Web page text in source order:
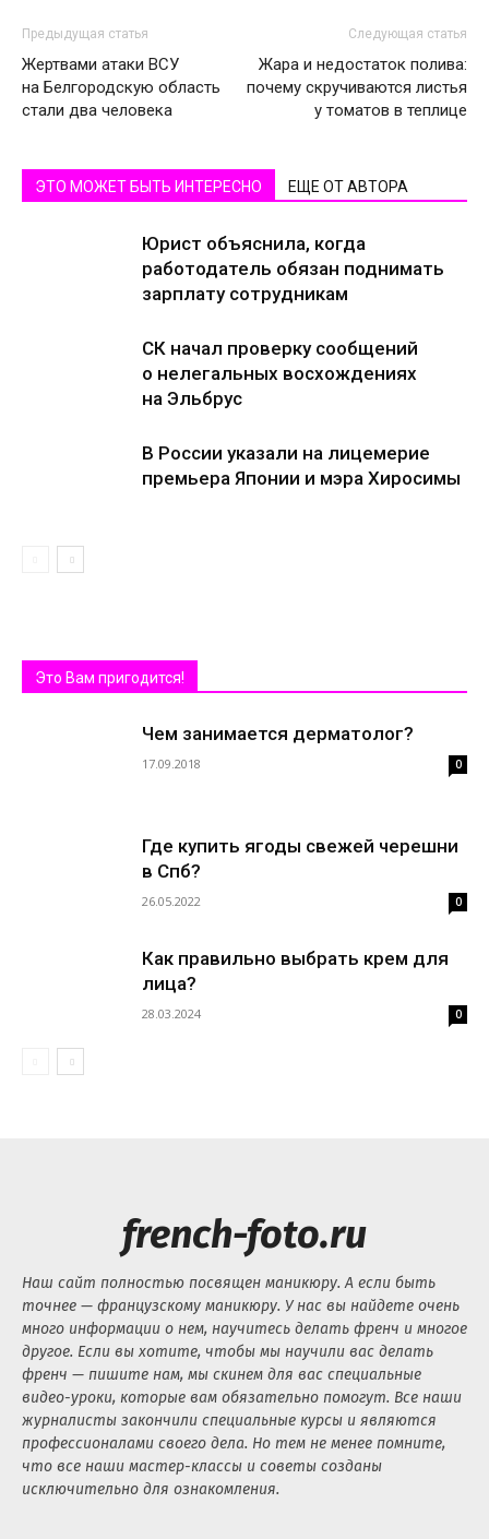
Предыдущая статья
Жертвами атаки ВСУ
на Белгородскую область
стали два человека
Следующая статья
Жара и недостаток полива:
почему скручиваются листья
у томатов в теплице
ЭТО МОЖЕТ БЫТЬ ИНТЕРЕСНО ЕЩЕ ОТ АВТОРА
Юрист объяснила, когда
работодатель обязан поднимать
зарплату сотрудникам
СК начал проверку сообщений
о нелегальных восхождениях
на Эльбрус
В России указали на лицемерие
премьера Японии и мэра Хиросимы
Это Вам пригодится!
Чем занимается дерматолог?
17.09.2018 0
Где купить ягоды свежей черешни
в Спб?
26.05.2022 0
Как правильно выбрать крем для
лица?
28.03.2024 0
french-foto.ru
Наш сайт полностью посвящен маникюру. А если быть
точнее — французскому маникюру. У нас вы найдете очень
много информации о нем, научитесь делать френч и многое
другое. Если вы хотите, чтобы мы научили вас делать
френч — пишите нам, мы скинем для вас специальные
видео-уроки, которые вам обязательно помогут. Все наши
журналисты закончили специальные курсы и являются
профессионалами своего дела. Но тем не менее помните,
что все наши мастер-классы и советы созданы
исключительно для ознакомления.